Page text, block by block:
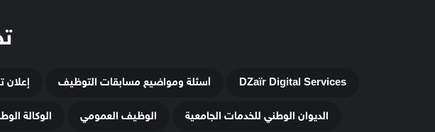
DZaïr Digital Services أسئلة ومواضيع مسابقات التوظيف
الديوان الوطني للخدمات الجامعية الوظيف العمومي الوكالة